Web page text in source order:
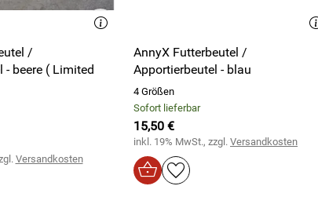
/
- beere ( Limited
Versandkosten
AnnyX Futterbeutel /
Apportierbeutel - blau
4 Größen
Sofort lieferbar
15,50 €
inkl. 19% MwSt., zzgl. Versandkosten